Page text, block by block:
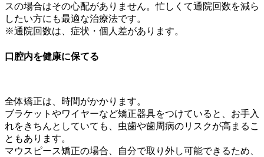
スの場合はその心配がありません。忙しくて通院回数を減ら
したい方にも最適な治療法です。
※通院回数は、症状・個人差があります。
口腔内を健康に保てる
全体矯正は、時間がかかります。
ブラケットやワイヤーなど矯正器具をつけていると、お手入
れをきちんとしていても、虫歯や歯周病のリスクが高まるこ
ともあります。
マウスピース矯正の場合、自分で取り外し可能できるため、